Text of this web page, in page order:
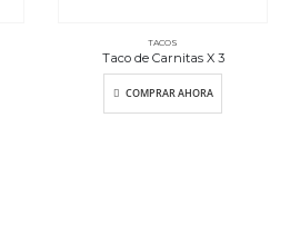
TACOS
Taco de Carnitas X 3
COMPRAR AHORA